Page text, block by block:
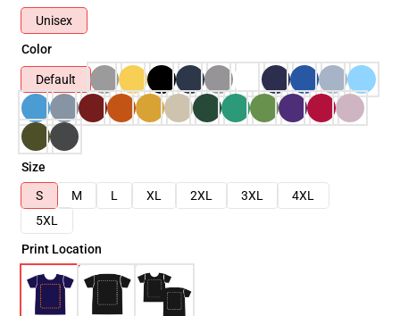
Unisex
Color
Default
Size
S
M L XL 2XL 3XL
4XL
5XL
Print Location